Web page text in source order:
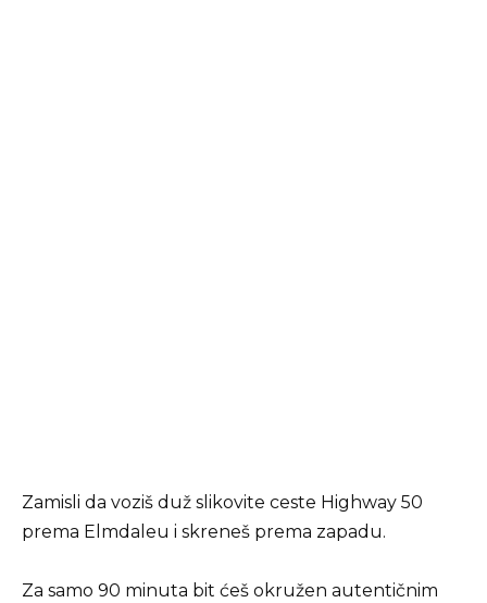
Zamisli da voziš duž slikovite ceste Highway 50
prema Elmdaleu i skreneš prema zapadu.
Za samo 90 minuta bit ćeš okružen autentičnim